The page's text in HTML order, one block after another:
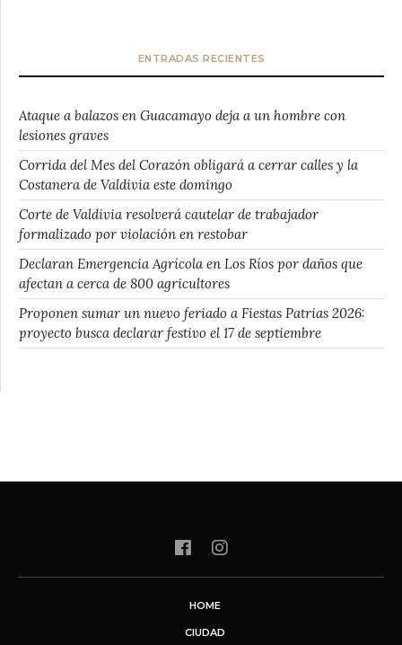
ENTRADAS RECIENTES
Ataque a balazos en Guacamayo deja a un hombre con
lesiones graves
Corrida del Mes del Corazón obligará a cerrar calles y la
Costanera de Valdivia este domingo
Corte de Valdivia resolverá cautelar de trabajador
formalizado por violación en restobar
Declaran Emergencia Agrícola en Los Ríos por daños que
afectan a cerca de 800 agricultores
Proponen sumar un nuevo feriado a Fiestas Patrias 2026:
proyecto busca declarar festivo el 17 de septiembre
HOME
CIUDAD